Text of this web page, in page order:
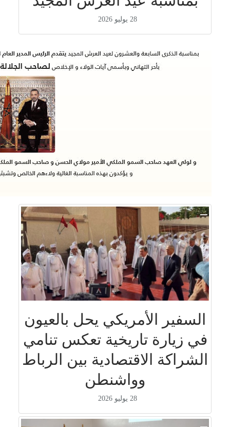
28 يوليو 2026
السفير الأمريكي يحل بالعيون
في زيارة تاريخية تعكس تنامي
الشراكة الاقتصادية بين الرباط
وواشنطن
28 يوليو 2026